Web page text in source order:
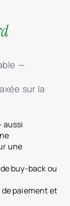
—
sur la
aussi
une
buy-back ou
paiement et